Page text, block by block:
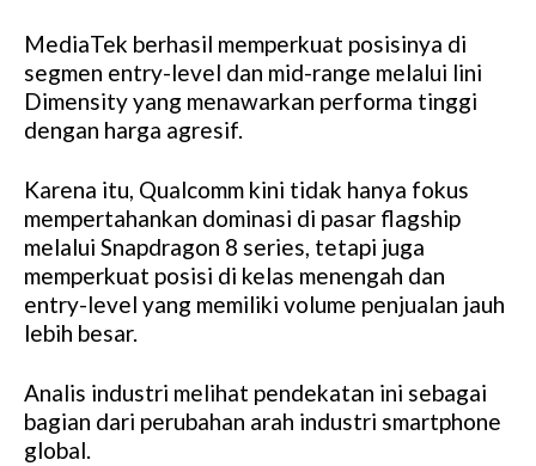
MediaTek berhasil memperkuat posisinya di
segmen entry-level dan mid-range melalui lini
Dimensity yang menawarkan performa tinggi
dengan harga agresif.
Karena itu, Qualcomm kini tidak hanya fokus
mempertahankan dominasi di pasar flagship
melalui Snapdragon 8 series, tetapi juga
memperkuat posisi di kelas menengah dan
entry-level yang memiliki volume penjualan jauh
lebih besar.
Analis industri melihat pendekatan ini sebagai
bagian dari perubahan arah industri smartphone
global.